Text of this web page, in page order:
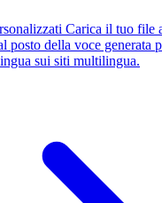
Carica il tuo file
posto della voce generata
sui siti multilingua.